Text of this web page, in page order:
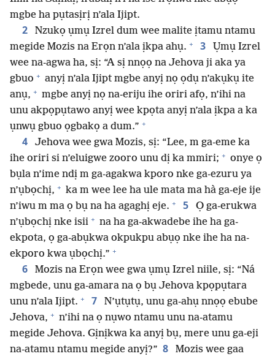
mgbe ha pụtasịrị n’ala Ijipt.
2
Nzukọ ụmụ Izrel dum wee malite ịtamu ntamu
megide Mozis na Erọn n’ala ịkpa ahụ. + 3
Ụmụ Izrel
wee na-agwa ha, sị: “A sị nnọọ na Jehova ji aka ya
gbuo + anyị n’ala Ijipt mgbe anyị nọ ọdụ n’akụkụ ite
anụ, + mgbe anyị nọ na-eriju ihe oriri afọ, n’ihi na
unu akpọpụtawo anyị wee kpọta anyị n’ala ịkpa a ka
ụnwụ gbuo ọgbakọ a dum.” +
4
Jehova wee gwa Mozis, sị: “Lee, m ga-eme ka
ihe oriri si n’eluigwe zooro unu dị ka mmiri; + onye ọ
bụla n’ime ndị m ga-agakwa kporo nke ga-ezuru ya
n’ụbọchị, + ka m wee lee ha ule mata ma hà ga-eje ije
n’iwu m ma ọ bụ na ha agaghị eje. + 5
Ọ ga-erukwa
n’ụbọchị nke isii + na ha ga-akwadebe ihe ha ga-
ekpota, ọ ga-abụkwa okpukpu abụọ nke ihe ha na-
ekporo kwa ụbọchị.” +
6
Mozis na Erọn wee gwa ụmụ Izrel niile, sị: “Ná
mgbede, unu ga-amara na ọ bụ Jehova kpọpụtara
unu n’ala Ijipt. + 7
N’ụtụtụ, unu ga-ahụ nnọọ ebube
Jehova, + n’ihi na ọ nụwo ntamu unu na-atamu
megide Jehova. Gịnịkwa ka anyị bụ, mere unu ga-eji
na-atamu ntamu megide anyị?” 8
Mozis wee gaa